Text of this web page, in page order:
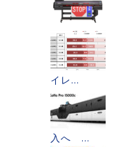
イレ...
入へ ...